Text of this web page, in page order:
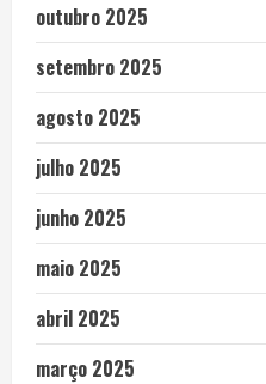
outubro 2025
setembro 2025
agosto 2025
julho 2025
junho 2025
maio 2025
abril 2025
março 2025